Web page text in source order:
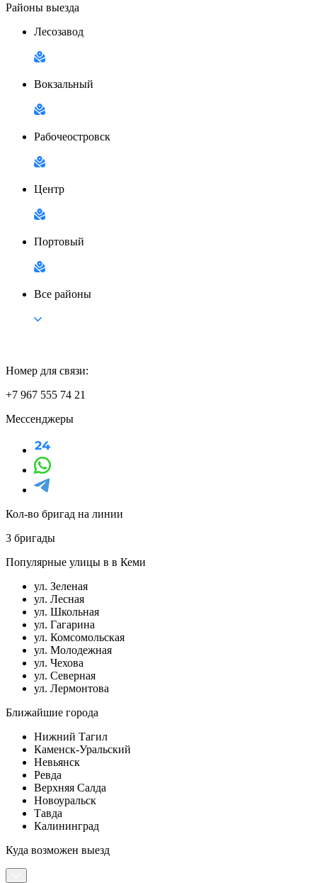
Районы выезда
Лесозавод
Вокзальный
Рабочеостровск
Центр
Портовый
Все районы
Номер для связи:
+7 967 555 74 21
Мессенджеры
Кол-во бригад на линии
3 бригады
Популярные улицы в в Кеми
ул. Зеленая
ул. Лесная
ул. Школьная
ул. Гагарина
ул. Комсомольская
ул. Молодежная
ул. Чехова
ул. Северная
ул. Лермонтова
Ближайшие города
Нижний Тагил
Каменск-Уральский
Невьянск
Ревда
Верхняя Салда
Новоуральск
Тавда
Калининград
Куда возможен выезд